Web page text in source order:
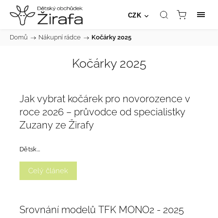
CZK
Domů / Nákupní rádce / Kočárky 2025
Kočárky 2025
Jak vybrat kočárek pro novorozence v
roce 2026 – průvodce od specialistky
Zuzany ze Žirafy
Dětsk...
Celý článek
Srovnání modelů TFK MONO2 - 2025